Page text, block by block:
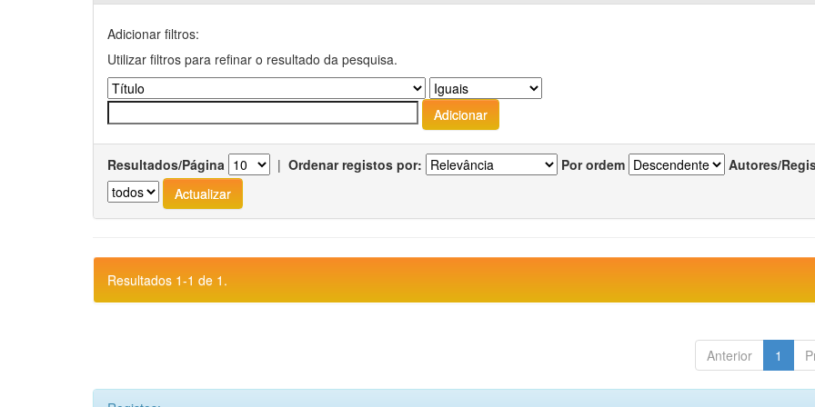
Adicionar filtros:
Utilizar filtros para refinar o resultado da pesquisa.
Resultados/Página | Ordenar registos por: Por ordem Autores/
Resultados 1-1 de 1.
Anterior 1